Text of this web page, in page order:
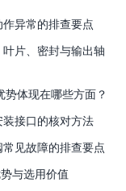
异常的排查要点
片、密封与输出轴
体现在哪些方面？
接口的核对方法
见故障的排查要点
与选用价值